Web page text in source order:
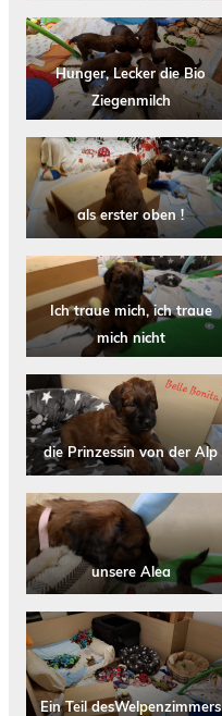
Hunger, Lecker die Bio
Ziegenmilch
als erster oben !
Ich traue mich, ich traue
mich nicht
die Prinzessin von der Alp
unsere Alea
Ein Teil desWelpenzimmers